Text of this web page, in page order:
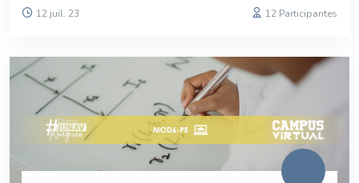
12 juil. 23 12 Participantes